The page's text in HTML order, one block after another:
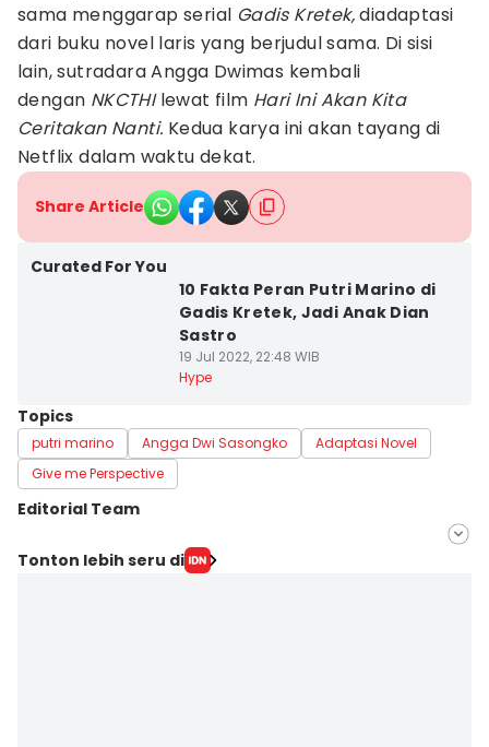
sama menggarap serial Gadis Kretek,diadaptasi
dari buku novel laris yang berjudul sama. Di sisi
lain, sutradara Angga Dwimas kembali
dengan NKCTHIlewat film Hari Ini Akan Kita
Ceritakan Nanti. Kedua karya ini akan tayang di
Netflix dalam waktu dekat.
Share Article
Curated For You
10 Fakta Peran Putri Marino di
Gadis Kretek, Jadi Anak Dian
Sastro
19 Jul 2022, 22:48 WIB
Hype
Topics
putri marino Angga Dwi Sasongko
Adaptasi Novel
Give me Perspective
Editorial Team
Editor
Tonton lebih seru di